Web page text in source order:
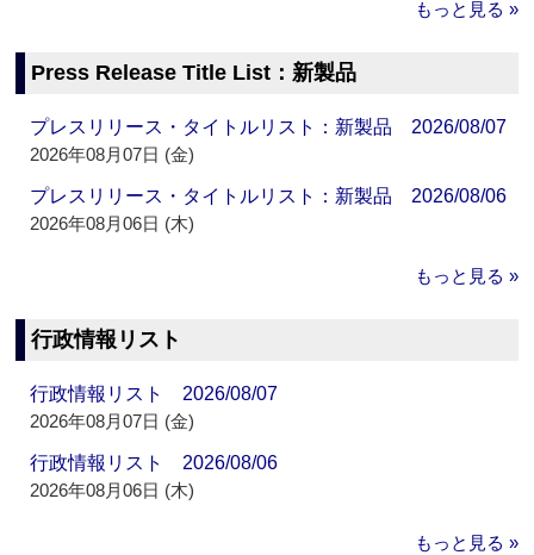
もっと見る »
Press Release Title List：新製品
プレスリリース・タイトルリスト：新製品 2026/08/07
2026年08月07日 (金)
プレスリリース・タイトルリスト：新製品 2026/08/06
2026年08月06日 (木)
もっと見る »
行政情報リスト
行政情報リスト 2026/08/07
2026年08月07日 (金)
行政情報リスト 2026/08/06
2026年08月06日 (木)
もっと見る »